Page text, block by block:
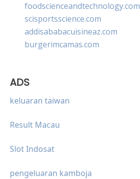
foodscienceandtechnology.com
scisportsscience.com
addisababacuisineaz.com
burgerimcamas.com
ADS
keluaran taiwan
Result Macau
Slot Indosat
pengeluaran kamboja